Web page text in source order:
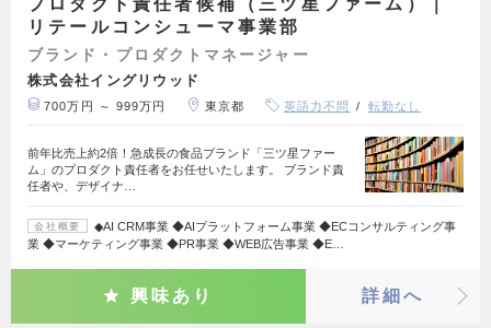
リテールコンシューマ事業部
ブランド・プロダクトマネージャー
株式会社イングリウッド
700万円 ～ 999万円 東京都 英語力不問 転勤なし
前年比売上約2倍！急成長の食品ブランド「三ツ星ファー
ム」のプロダクト責任者をお任せいたします。 ブランド責
任者や、デザイナ…
会社概要
◆AI CRM事業 ◆AIプラットフォーム事業 ◆ECコンサルティング事
業 ◆マーケティング事業 ◆PR事業 ◆WEB広告事業 ◆E…
興味あり 詳細へ